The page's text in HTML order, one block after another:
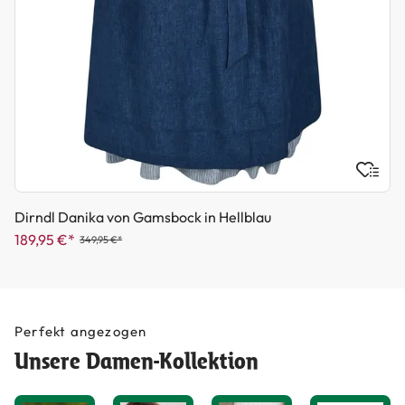
Dirndl Danika von Gamsbock in Hellblau
189,95 €* 349,95 €*
Perfekt angezogen
Unsere Damen-Kollektion